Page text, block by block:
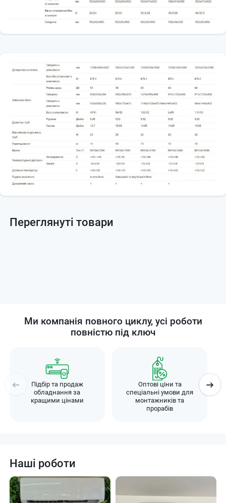
Переглянуті товари
Ми компанія повного циклу, усі роботи
повністю під ключ
Підбір та продаж
обладнання за
кращими цінами
Оптові ціни та
спеціальні умови для
монтажників та
прорабів
Наші роботи